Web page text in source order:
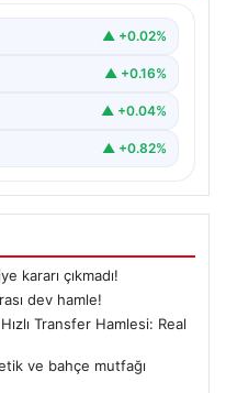
▲ +0.02%
▲ +0.16%
▲ +0.04%
▲ +0.82%
kararı çıkmadı!
dev hamle!
Transfer Hamlesi: Real
ve bahçe mutfağı